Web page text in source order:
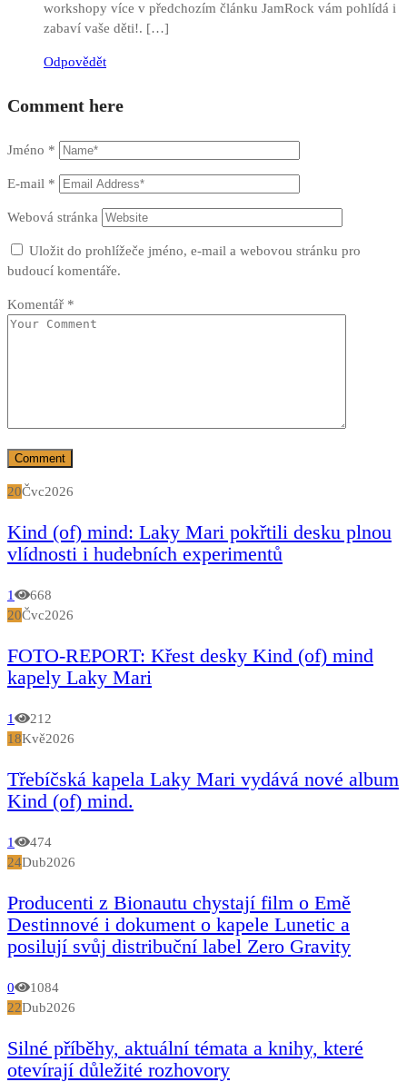
workshopy více v předchozím článku JamRock vám pohlídá i
zabaví vaše děti!. […]
Odpovědět
Comment here
Jméno *
E-mail *
Webová stránka
Uložit do prohlížeče jméno, e-mail a webovou stránku pro
budoucí komentáře.
Komentář *
20Čvc2026
Kind (of) mind: Laky Mari pokřtili desku plnou
vlídnosti i hudebních experimentů
1
668
20Čvc2026
FOTO-REPORT: Křest desky Kind (of) mind
kapely Laky Mari
1
212
18Kvě2026
Třebíčská kapela Laky Mari vydává nové album
Kind (of) mind.
1
474
24Dub2026
Producenti z Bionautu chystají film o Emě
Destinnové i dokument o kapele Lunetic a
posilují svůj distribuční label Zero Gravity
0
1084
22Dub2026
Silné příběhy, aktuální témata a knihy, které
otevírají důležité rozhovory